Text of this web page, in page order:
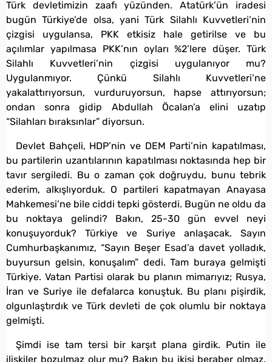
Türk devletimizin zaafı yüzünden. Atatürk’ün iradesi
bugün Türkiye’de olsa, yani Türk Silahlı Kuvvetleri’nin
çizgisi uygulansa, PKK etkisiz hale getirilse ve bu
açılımlar yapılmasa PKK’nın oyları %2’lere düşer. Türk
Silahlı Kuvvetleri’nin çizgisi uygulanıyor mu?
Uygulanmıyor. Çünkü Silahlı Kuvvetleri’ne
yakalattırıyorsun, vurduruyorsun, hapse attırıyorsun;
ondan sonra gidip Abdullah Öcalan’a elini uzatıp
“Silahları bıraksınlar” diyorsun.
Devlet Bahçeli, HDP’nin ve DEM Parti’nin kapatılması,
bu partilerin uzantılarının kapatılması noktasında hep bir
tavır sergiledi. Bu o zaman çok doğruydu, bunu tebrik
ederim, alkışlıyorduk. O partileri kapatmayan Anayasa
Mahkemesi’ne bile ciddi tepki gösterdi. Bugün ne oldu da
bu noktaya gelindi? Bakın, 25-30 gün evvel neyi
konuşuyorduk? Türkiye ve Suriye anlaşacak. Sayın
Cumhurbaşkanımız, “Sayın Beşer Esad’a davet yolladık,
buyursun gelsin, konuşalım” dedi. Tam buraya gelmişti
Türkiye. Vatan Partisi olarak bu planın mimarıyız; Rusya,
İran ve Suriye ile defalarca konuştuk. Bu planı pişirdik,
olgunlaştırdık ve Türk devleti de çok olumlu bir noktaya
gelmişti.
Şimdi ise tam tersi bir karşıt plana girdik. Putin ile
ilişkiler bozulmaz olur mu? Bakın bu ikisi beraber olmaz.